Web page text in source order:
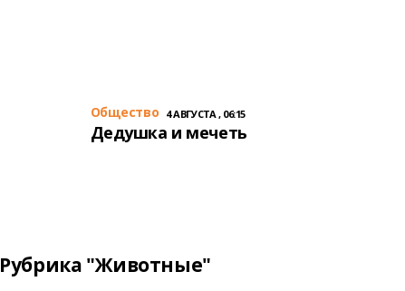
Общество 4 АВГУСТА , 06:15
Дедушка и мечеть
Рубрика "Животные"